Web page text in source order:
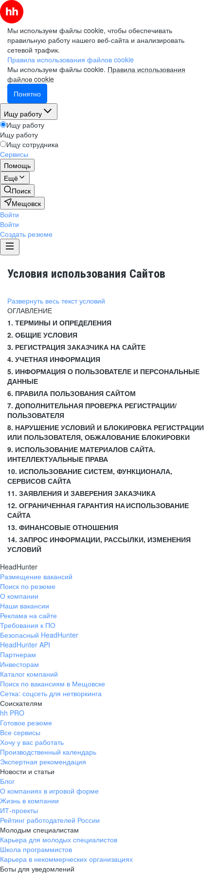
Мы используем файлы cookie, чтобы обеспечивать
правильную работу нашего веб-сайта и анализировать
сетевой трафик.
Правила использования файлов cookie
Мы используем файлы cookie. Правила использования
файлов cookie
Понятно
Ищу работу
Ищу работу
Ищу работу
Ищу сотрудника
Сервисы
Помощь
Ещё
Поиск
Мещовск
Войти
Войти
Создать резюме
Условия использования Сайтов
Развернуть весь текст условий
ОГЛАВЛЕНИЕ
1. ТЕРМИНЫ И ОПРЕДЕЛЕНИЯ
2. ОБЩИЕ УСЛОВИЯ
3. РЕГИСТРАЦИЯ ЗАКАЗЧИКА НА САЙТЕ
4. УЧЕТНАЯ ИНФОРМАЦИЯ
5. ИНФОРМАЦИЯ О ПОЛЬЗОВАТЕЛЕ И ПЕРСОНАЛЬНЫЕ
ДАННЫЕ
6. ПРАВИЛА ПОЛЬЗОВАНИЯ САЙТОМ
7. ДОПОЛНИТЕЛЬНАЯ ПРОВЕРКА РЕГИСТРАЦИИ/
ПОЛЬЗОВАТЕЛЯ
8. НАРУШЕНИЕ УСЛОВИЙ И БЛОКИРОВКА РЕГИСТРАЦИИ
ИЛИ ПОЛЬЗОВАТЕЛЯ, ОБЖАЛОВАНИЕ БЛОКИРОВКИ
9. ИСПОЛЬЗОВАНИЕ МАТЕРИАЛОВ САЙТА.
ИНТЕЛЛЕКТУАЛЬНЫЕ ПРАВА
10. ИСПОЛЬЗОВАНИЕ СИСТЕМ, ФУНКЦИОНАЛА,
СЕРВИСОВ САЙТА
11. ЗАЯВЛЕНИЯ И ЗАВЕРЕНИЯ ЗАКАЗЧИКА
12. ОГРАНИЧЕННАЯ ГАРАНТИЯ НА ИСПОЛЬЗОВАНИЕ
САЙТА
13. ФИНАНСОВЫЕ ОТНОШЕНИЯ
14. ЗАПРОС ИНФОРМАЦИИ, РАССЫЛКИ, ИЗМЕНЕНИЯ
УСЛОВИЙ
HeadHunter
Размещение вакансий
Поиск по резюме
О компании
Наши вакансии
Реклама на сайте
Требования к ПО
Безопасный HeadHunter
HeadHunter API
Партнерам
Инвесторам
Каталог компаний
Поиск по вакансиям в Мещовске
Сетка: соцсеть для нетворкинга
Соискателям
hh PRO
Готовое резюме
Все сервисы
Хочу у вас работать
Производственный календарь
Экспертная рекомендация
Новости и статьи
Блог
О компаниях в игровой форме
Жизнь в компании
ИТ-проекты
Рейтинг работодателей России
Молодым специалистам
Карьера для молодых специалистов
Школа программистов
Карьера в некоммерческих организациях
Боты для уведомлений